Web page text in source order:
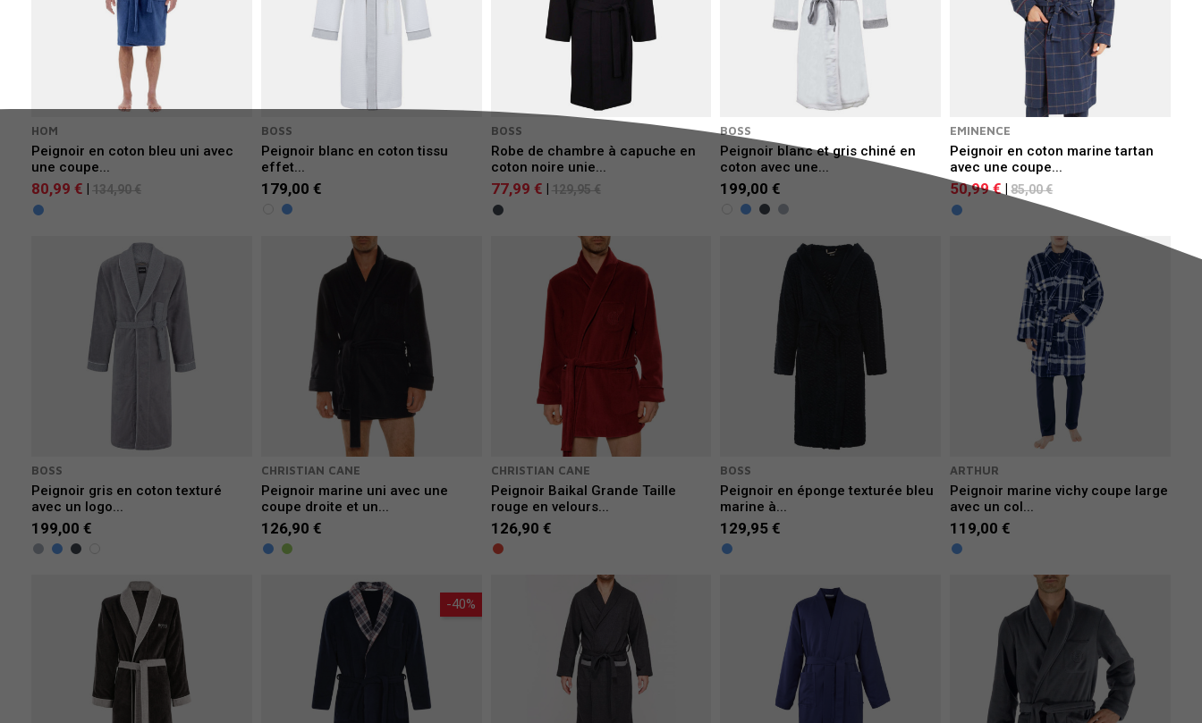
HOM
Peignoir en coton bleu uni avec
une coupe...
80,99 € 134,90 €
BOSS
Peignoir blanc en coton tissu
effet...
179,00 €
BOSS
Robe de chambre à capuche en
coton noire unie...
77,99 € 129,95 €
BOSS
Peignoir blanc et gris chiné en
coton avec une...
199,00 €
EMINENCE
Peignoir en coton marine tartan
avec une coupe...
50,99 € |85,00 €
BOSS
Peignoir gris en coton texturé
avec un logo...
199,00 €
CHRISTIAN CANE
Peignoir marine uni avec une
coupe droite et un...
126,90 €
CHRISTIAN CANE
Peignoir Baikal Grande Taille
rouge en velours...
126,90 €
BOSS
Peignoir en éponge texturée bleu
marine à...
129,95 €
ARTHUR
Peignoir marine vichy coupe large
avec un col...
119,00 €
-40%